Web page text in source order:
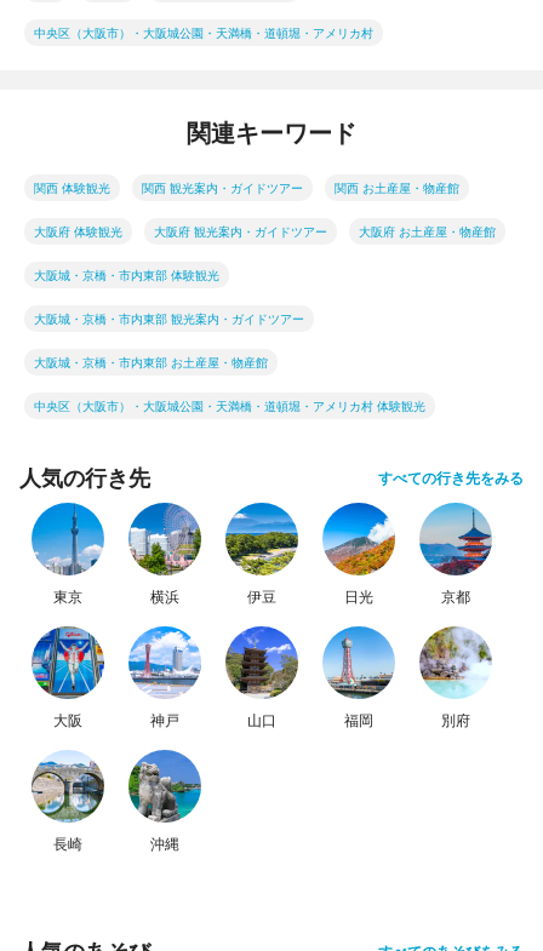
中央区（大阪市）・大阪城公園・天満橋・道頓堀・アメリカ村
関連キーワード
関西 体験観光 関西 観光案内・ガイドツアー 関西 お土産屋・物産館
大阪府 体験観光 大阪府 観光案内・ガイドツアー 大阪府 お土産屋・物産館
大阪城・京橋・市内東部 体験観光
大阪城・京橋・市内東部 観光案内・ガイドツアー
大阪城・京橋・市内東部 お土産屋・物産館
中央区（大阪市）・大阪城公園・天満橋・道頓堀・アメリカ村 体験観光
人気の行き先 すべての行き先をみる
東京 横浜 伊豆 日光 京都
大阪 神戸 山口 福岡 別府
長崎 沖縄